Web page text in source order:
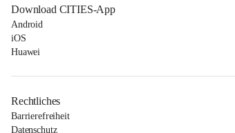
Download CITIES-App
Android
iOS
Huawei
Rechtliches
Barrierefreiheit
Datenschutz